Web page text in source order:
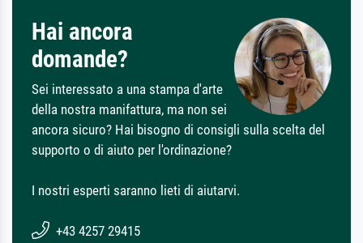
Hai ancora
domande?
Sei interessato a una stampa d'arte
della nostra manifattura, ma non sei
ancora sicuro? Hai bisogno di consigli sulla scelta del
supporto o di aiuto per l'ordinazione?
I nostri esperti saranno lieti di aiutarvi.
+43 4257 29415